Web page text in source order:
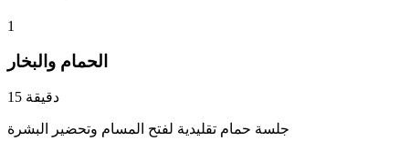
1
الحمام والبخار
15 دقيقة
جلسة حمام تقليدية لفتح المسام وتحضير البشرة